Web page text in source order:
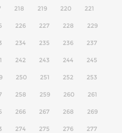
218 219 220 221
226 227 228 229
234 235 236 237
242 243 244 245
250 251 252 253
258 259 260 261
266 267 268 269
274 275 276 277